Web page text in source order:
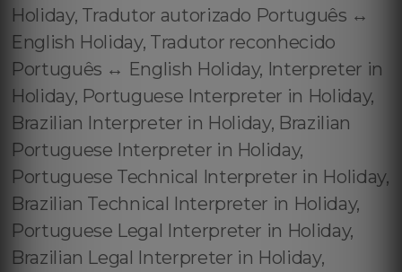
Holiday, Tradutor autorizado Português ↔️
English Holiday, Tradutor reconhecido
Português ↔️ English Holiday, Interpreter in
Holiday, Portuguese Interpreter in Holiday,
Brazilian Interpreter in Holiday, Brazilian
Portuguese Interpreter in Holiday,
Portuguese Technical Interpreter in Holiday,
Brazilian Technical Interpreter in Holiday,
Portuguese Legal Interpreter in Holiday,
Brazilian Legal Interpreter in Holiday,